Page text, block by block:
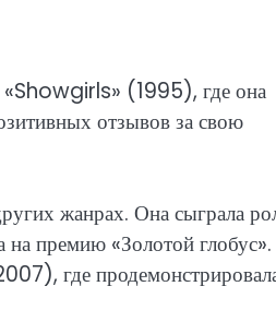
«Showgirls» (1995), где она
отзывов за свою
жанрах. Она сыграла
премию «Золотой глобус».
где